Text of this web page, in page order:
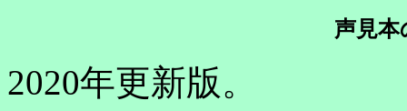
声見本
2020年更新版。